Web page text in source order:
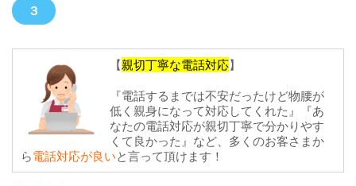
３
【親切丁寧な電話対応】
『電話するまでは不安だったけど物腰が
低く親身になって対応してくれた』『あ
なたの電話対応が親切丁寧で分かりやす
くて良かった』など、多くのお客さまか
ら電話対応が良いと言って頂けます！